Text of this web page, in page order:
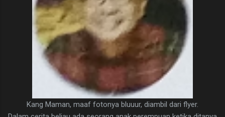
Kang Maman, maaf fotonya bluuur, diambil dari flyer.